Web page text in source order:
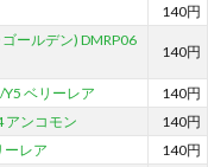
140円
ールデン) DMRP06
140円
ベリーレア
140円
アンコモン
140円
ーレア
140円